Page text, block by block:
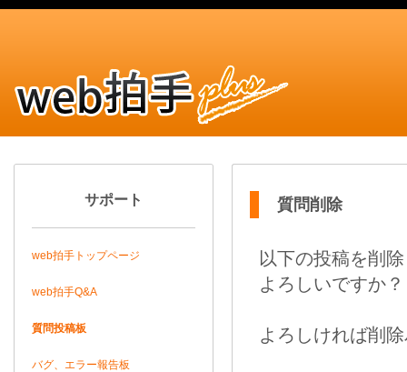
サポート
web拍手トップページ
web拍手Q&A
質問投稿板
バグ、エラー報告板
質問削除
以下の投稿を削
よろしいですか？
よろしければ削